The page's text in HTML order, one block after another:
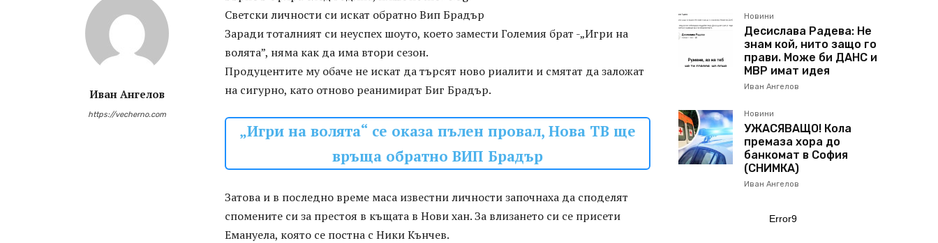
Иван Ангелов
https://vecherno.com
Светски личности си искат обратно Вип Брадър
Заради тоталният си неуспех шоуто, което замести Големия брат -„Игри на
волята”, няма как да има втори сезон.
Продуцентите му обаче не искат да търсят ново риалити и смятат да заложат
на сигурно, като отново реанимират Биг Брадър.
„Игри на волята“ се оказа пълен провал, Нова ТВ ще
връща обратно ВИП Брадър
Затова и в последно време маса известни личности започнаха да споделят
спомените си за престоя в къщата в Нови хан. За влизането си се присети
Емануела, която се постна с Ники Кънчев.
Новини
Десислава Радева: Не
знам кой, нито защо го
прави. Може би ДАНС и
МВР имат идея
Иван Ангелов
Новини
УЖАСЯВАЩО! Кола
премаза хора до
банкомат в София
(СНИМКА)
Иван Ангелов
Error9